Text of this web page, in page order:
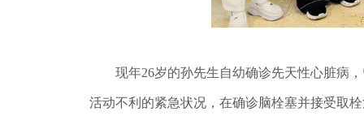
现年26岁的孙先生自幼确诊先天性心脏病，
活动不利的紧急状况，在确诊脑栓塞并接受取